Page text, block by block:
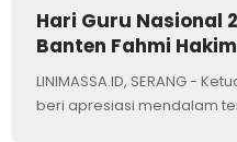
Hari Guru Nasional
Banten Fahmi
LINIMASSA.ID, SERANG -
beri apresiasi mendalam